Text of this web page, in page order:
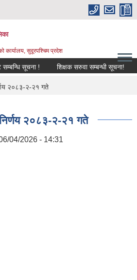
कार्यालय, सुदूरपश्चिम प्रदेश
सूचना ! शिक्षक सरुवा सम्बन्धी सूचना!
२०८३-२-२१ गते
२०८३-२-२१ गते
04/2026 - 14:31